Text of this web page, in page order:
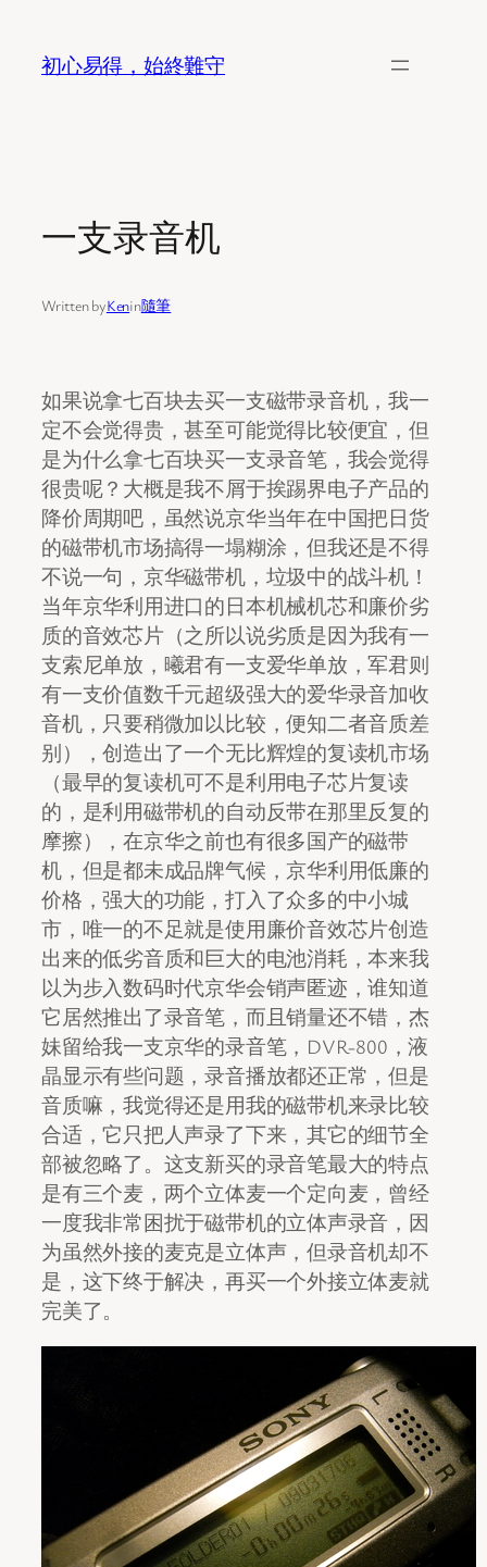
content
初心易得，始終難守
一支录音机
Written byKenin隨筆
如果说拿七百块去买一支磁带录音机，我一
定不会觉得贵，甚至可能觉得比较便宜，但
是为什么拿七百块买一支录音笔，我会觉得
很贵呢？大概是我不屑于挨踢界电子产品的
降价周期吧，虽然说京华当年在中国把日货
的磁带机市场搞得一塌糊涂，但我还是不得
不说一句，京华磁带机，垃圾中的战斗机！
当年京华利用进口的日本机械机芯和廉价劣
质的音效芯片（之所以说劣质是因为我有一
支索尼单放，曦君有一支爱华单放，军君则
有一支价值数千元超级强大的爱华录音加收
音机，只要稍微加以比较，便知二者音质差
别），创造出了一个无比辉煌的复读机市场
（最早的复读机可不是利用电子芯片复读
的，是利用磁带机的自动反带在那里反复的
摩擦），在京华之前也有很多国产的磁带
机，但是都未成品牌气候，京华利用低廉的
价格，强大的功能，打入了众多的中小城
市，唯一的不足就是使用廉价音效芯片创造
出来的低劣音质和巨大的电池消耗，本来我
以为步入数码时代京华会销声匿迹，谁知道
它居然推出了录音笔，而且销量还不错，杰
妹留给我一支京华的录音笔，DVR-800，液
晶显示有些问题，录音播放都还正常，但是
音质嘛，我觉得还是用我的磁带机来录比较
合适，它只把人声录了下来，其它的细节全
部被忽略了。这支新买的录音笔最大的特点
是有三个麦，两个立体麦一个定向麦，曾经
一度我非常困扰于磁带机的立体声录音，因
为虽然外接的麦克是立体声，但录音机却不
是，这下终于解决，再买一个外接立体麦就
完美了。